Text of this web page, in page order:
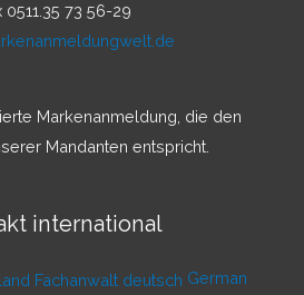
0511.35 73 56-29
Markenanmeldung, die den
Mandanten entspricht.
international
German